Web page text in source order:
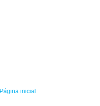
Página inicial